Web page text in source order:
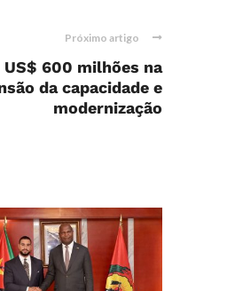
Próximo artigo
600 milhões na
da capacidade e
modernização